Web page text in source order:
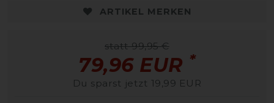
ARTIKEL MERKEN
statt 99,95 €
79,96 EUR *
Du sparst jetzt 19,99 EUR